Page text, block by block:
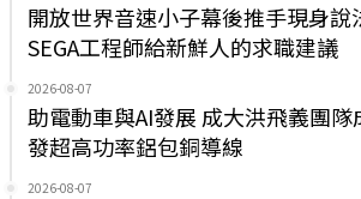
開放世界音速小子幕後推手現身說
SEGA工程師給新鮮人的求職建議
2026-08-07
助電動車與AI發展 成大洪飛義團隊
發超高功率鋁包銅導線
2026-08-07